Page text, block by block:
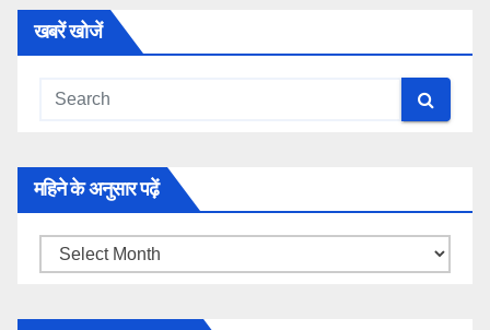
खबरें खोजें
महिने के अनुसार पढ़ें
महिने
अनुसार